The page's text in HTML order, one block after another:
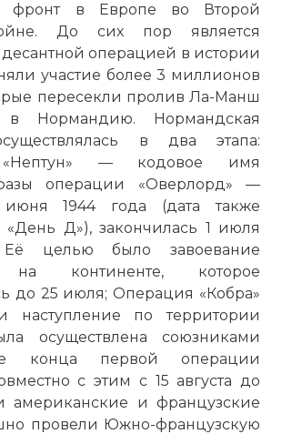
фронт в Европе во Второй
До сих пор является
операцией в истории
участие более 3 миллионов
пересекли пролив Ла-Манш
Нормандию. Нормандская
в два этапа:
— кодовое имя
операции «Оверлорд» —
1944 года (дата также
«День Д»), закончилась 1 июля
целью было завоевание
на континенте, которое
до 25 июля; Операция «Кобра»
по территории
осуществлена союзниками
конца первой операции
с этим с 15 августа до
американские и французские
провели Южно-французскую